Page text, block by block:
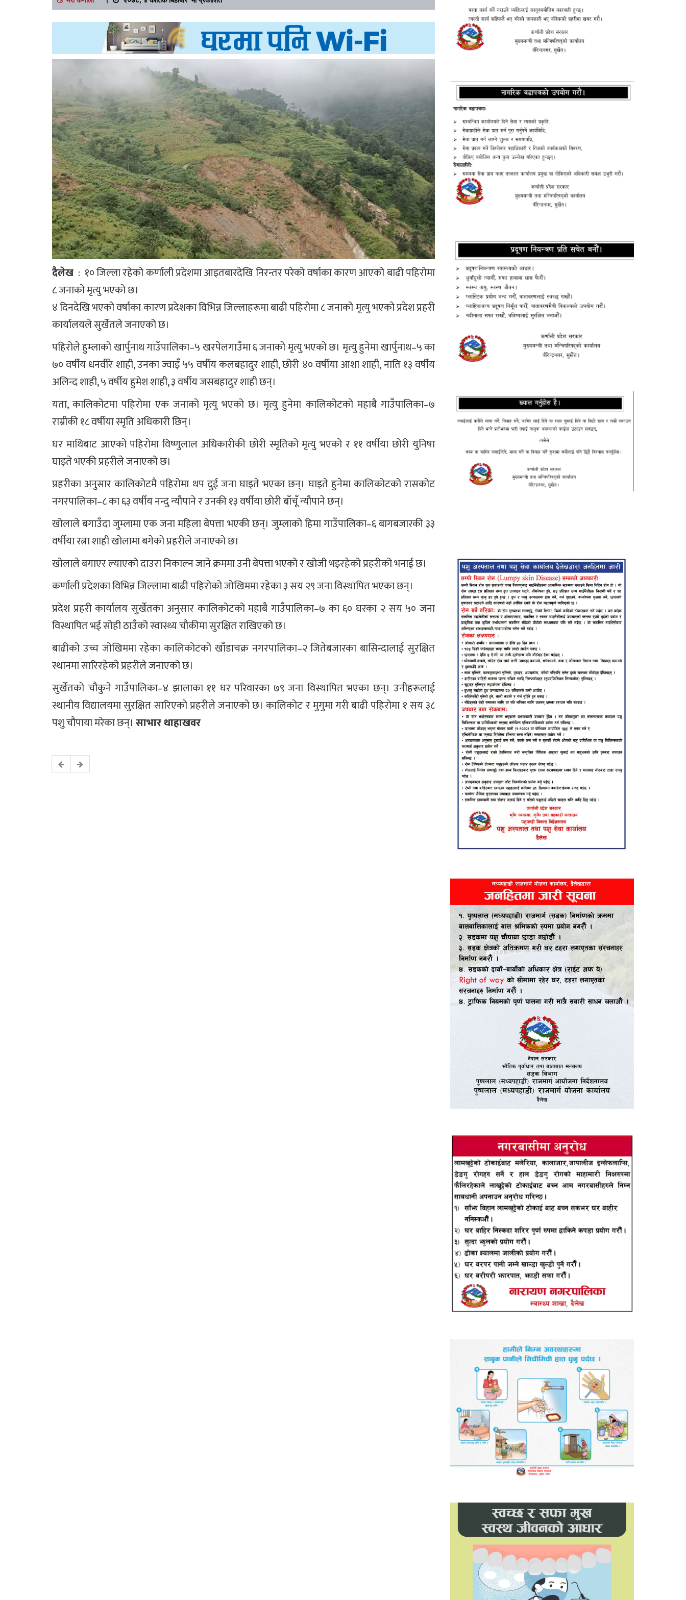
दैलेख : १० जिल्ला रहेको कर्णाली प्रदेशमा आइतबारदेखि निरन्तर परेको वर्षाका कारण आएको बाढी पहिरोमा
८ जनाको मृत्यु भएको छ।
४ दिनदेखि भएको वर्षाका कारण प्रदेशका विभिन्न जिल्लाहरूमा बाढी पहिरोमा ८ जनाको मृत्यु भएको प्रदेश प्रहरी
कार्यालयले सुर्खेतले जनाएको छ।
पहिरोले हुम्लाको खार्पुनाथ गाउँपालिका–५ खरपेलगाउँमा ६ जनाको मृत्यु भएको छ। मृत्यु हुनेमा खार्पुनाथ–५ का
७० वर्षीय धनवीरे शाही, उनका ज्वाइँ ५५ वर्षीय कलबहादुर शाही, छोरी ४० वर्षीया आशा शाही, नाति १३ वर्षीय
अलिन्द शाही, ५ वर्षीय हुमेश शाही, ३ वर्षीय जसबहादुर शाही छन्।
यता, कालिकोटमा पहिरोमा एक जनाको मृत्यु भएको छ। मृत्यु हुनेमा कालिकोटको महाबै गाउँपालिका–७
राम्रीकी १८ वर्षीया स्मृति अधिकारी छिन्।
घर माथिबाट आएको पहिरोमा विष्णुलाल अधिकारीकी छोरी स्मृतिको मृत्यु भएको र ११ वर्षीया छोरी युनिषा
घाइते भएकी प्रहरीले जनाएको छ।
प्रहरीका अनुसार कालिकोटमै पहिरोमा थप दुई जना घाइते भएका छन्। घाइते हुनेमा कालिकोटको रासकोट
नगरपालिका–८ का ६३ वर्षीय नन्दु न्यौपाने र उनकी १३ वर्षीया छोरी बाँचूँ न्यौपाने छन्।
खोलाले बगाउँदा जुम्लामा एक जना महिला बेपत्ता भएकी छन्। जुम्लाको हिमा गाउँपालिका–६ बागबजारकी ३३
वर्षीया रत्ना शाही खोलामा बगेको प्रहरीले जनाएको छ।
खोलाले बगाएर ल्याएको दाउरा निकाल्न जाने क्रममा उनी बेपत्ता भएको र खोजी भइरहेको प्रहरीको भनाई छ।
कर्णाली प्रदेशका विभिन्न जिल्लामा बाढी पहिरोको जोखिममा रहेका ३ सय २९ जना विस्थापित भएका छन्।
प्रदेश प्रहरी कार्यालय सुर्खेतका अनुसार कालिकोटको महाबै गाउँपालिका–७ का ६० घरका २ सय ५० जना
विस्थापित भई सोही ठाउँको स्वास्थ्य चौकीमा सुरक्षित राखिएको छ।
बाढीको उच्च जोखिममा रहेका कालिकोटको खाँडाचक्र नगरपालिका–२ जितेबजारका बासिन्दालाई सुरक्षित
स्थानमा सारिरहेको प्रहरीले जनाएको छ।
सुर्खेतको चौकुने गाउँपालिका–४ झालाका ११ घर परिवारका ७९ जना विस्थापित भएका छन्। उनीहरूलाई
स्थानीय विद्यालयमा सुरक्षित सारिएको प्रहरीले जनाएको छ। कालिकोट र मुगुमा गरी बाढी पहिरोमा १ सय ३८
पशु चौपाया मरेका छन्। साभार थाहाखवर